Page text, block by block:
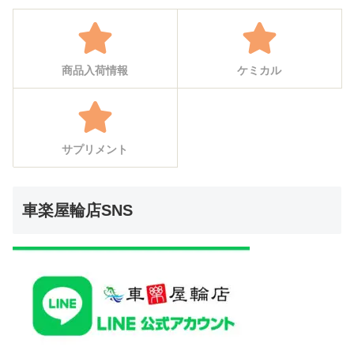
商品入荷情報 ケミカル
サプリメント
車楽屋輪店SNS